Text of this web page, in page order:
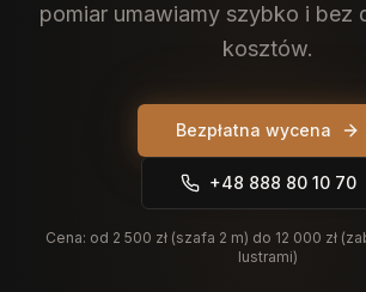
pomiar umawiamy szybko i bez
kosztów.
Bezpłatna wycena
+48 888 80 10 70
Cena: od 2 500 zł (szafa 2 m) do 12 000 zł
lustrami)